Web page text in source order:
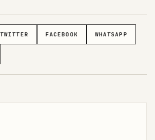
TWITTER FACEBOOK WHATSAPP